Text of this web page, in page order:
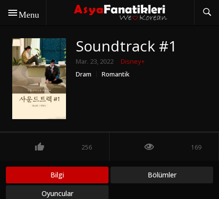
Menu
Soundtrack #1
Mar. 23, 2022
Disney+
Dram
Romantik
256 169
Bilgi
Bölümler
Oyuncular